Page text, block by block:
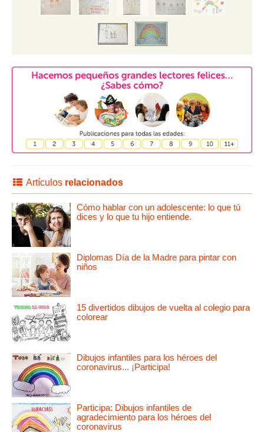
Artículos relacionados
Cómo hablar con un adolescente: lo que tú
dices y lo que tu hijo entiende.
Diplomas Día de la Madre para pintar con
niños
15 divertidos dibujos de vuelta al colegio para
colorear
Dibujos infantiles para los héroes del
coronavirus... ¡Participa!
Participa: Dibujos infantiles de
agradecimiento para los héroes del
coronavirus